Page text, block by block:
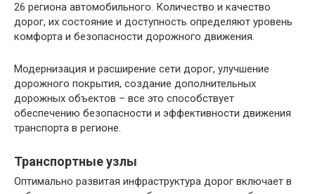
26 региона автомобильного. Количество и качество
дорог, их состояние и доступность определяют уровень
комфорта и безопасности дорожного движения.
Модернизация и расширение сети дорог, улучшение
дорожного покрытия, создание дополнительных
дорожных объектов – все это способствует
обеспечению безопасности и эффективности движения
транспорта в регионе.
Транспортные узлы
Оптимально развитая инфраструктура дорог включает в